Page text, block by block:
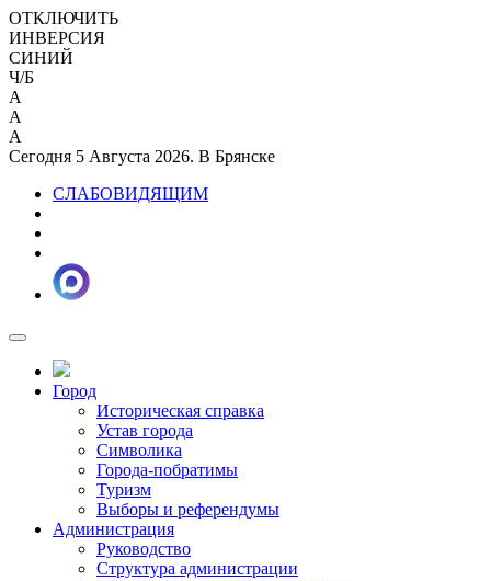
ОТКЛЮЧИТЬ
ИНВЕРСИЯ
СИНИЙ
Ч/Б
A
A
A
Сегодня 5 Августа 2026. В Брянске
СЛАБОВИДЯЩИМ
Город
Историческая справка
Устав города
Символика
Города-побратимы
Туризм
Выборы и референдумы
Администрация
Руководство
Структура администрации